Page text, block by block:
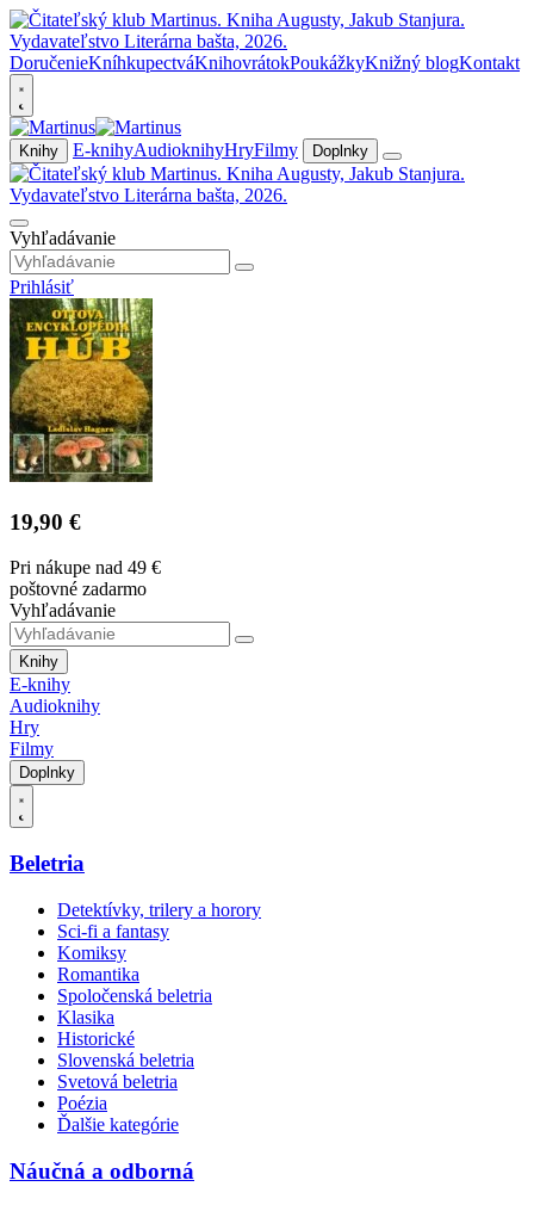
DoručenieKníhkupectváKnihovrátokPoukážkyKnižný blogKontakt
Knihy E-knihyAudioknihyHryFilmy Doplnky
Vyhľadávanie
Prihlásiť
19,90 €
Pri nákupe nad 49 €
poštovné zadarmo
Vyhľadávanie
Knihy
E-knihy
Audioknihy
Hry
Filmy
Doplnky
Beletria
Detektívky, trilery a horory
Sci-fi a fantasy
Komiksy
Romantika
Spoločenská beletria
Klasika
Historické
Slovenská beletria
Svetová beletria
Poézia
Ďalšie kategórie
Náučná a odborná